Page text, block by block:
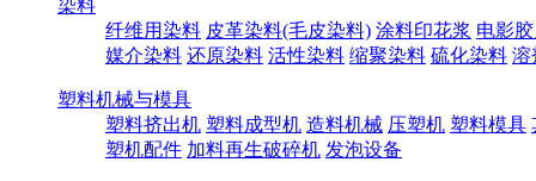
染料
纤维用染料 皮革染料(毛皮染料) 涂料印花浆 电影
媒介染料 还原染料 活性染料 缩聚染料 硫化染料 溶
塑料机械与模具
塑料挤出机 塑料成型机 造料机械 压塑机 塑料模具
塑机配件 加料再生破碎机 发泡设备